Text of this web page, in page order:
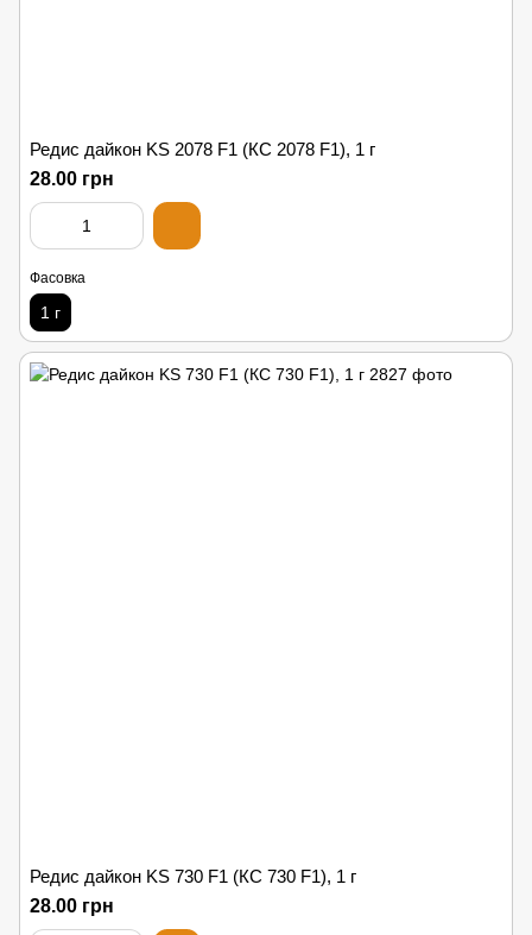
Редис дайкон KS 2078 F1 (КС 2078 F1), 1 г
28.00 грн
Фасовка
1 г
Редис дайкон KS 730 F1 (КС 730 F1), 1 г
28.00 грн